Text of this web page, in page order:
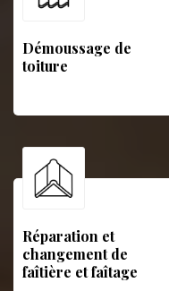
Démoussage de
toiture
Réparation et
changement de
faîtière et faîtage